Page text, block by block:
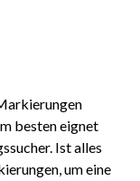
besten eignet
Ist alles
um eine